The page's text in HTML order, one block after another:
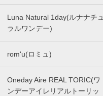
Luna Natural 1day(ルナナチュ
ラルワンデー)
rom'u(ロミュ)
Oneday Aire REAL TORIC(ワ
ンデーアイレリアルトーリッ